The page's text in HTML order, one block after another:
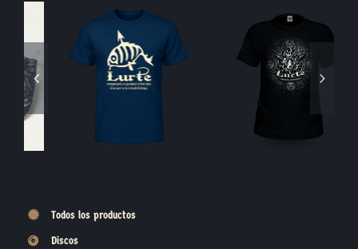
Blasón Piedra Moneda Jabalí
Todos los productos
Discos